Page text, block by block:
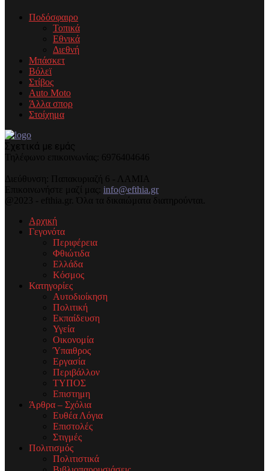
Ποδόσφαιρο
Τοπικά
Εθνικά
Διεθνή
Μπάσκετ
Βόλεϊ
Στίβος
Auto Moto
Άλλα σπορ
Στοίχημα
Σχετικά με εμάς
Τηλέφωνo επικοινωνίας: 6976404646
Διεύθυνση: Παπακυριαζή 6 - ΛΑΜΙΑ
Επικοινωνήστε μαζί μας: info@efthia.gr
@2023 - efthia.gr. Όλα τα δικαιώματα διατηρούνται.
Αρχική
Γεγονότα
Περιφέρεια
Φθιώτιδα
Ελλάδα
Κόσμος
Κατηγορίες
Αυτοδιοίκηση
Πολιτική
Εκπαίδευση
Υγεία
Οικονομία
Ύπαιθρος
Εργασία
Περιβάλλον
ΤΥΠΟΣ
Επιστημη
Άρθρα – Σχόλια
Ευθέα Λόγια
Επιστολές
Στιγμές
Πολιτισμός
Πολιτιστικά